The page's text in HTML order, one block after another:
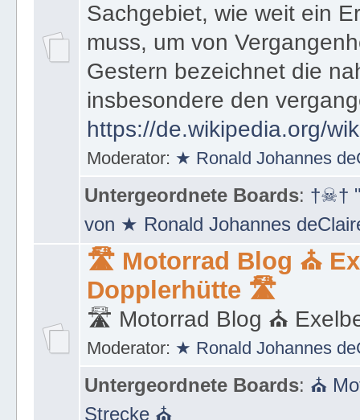
verschiedene
Sachgebiet, wie weit ein
muss, um von
Gestern bezeichnet die
insbesondere den
https://de.wikipedia.org/
Moderator:★ Ronald Johannes
Untergeordnete Boards:†☠†
von ★ Ronald Johannes
🛣 Motorrad Blog ⛪
Dopplerhütte 🛣
🛣 Motorrad Blog ⛪
Moderator:★ Ronald Johannes